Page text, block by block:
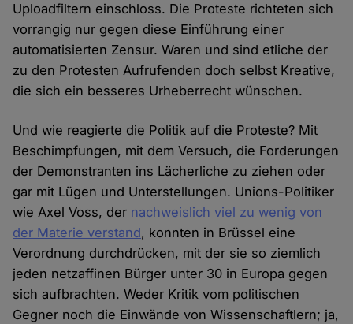
Uploadfiltern einschloss. Die Proteste richteten sich
vorrangig nur gegen diese Einführung einer
automatisierten Zensur. Waren und sind etliche der
zu den Protesten Aufrufenden doch selbst Kreative,
die sich ein besseres Urheberrecht wünschen.
Und wie reagierte die Politik auf die Proteste? Mit
Beschimpfungen, mit dem Versuch, die Forderungen
der Demonstranten ins Lächerliche zu ziehen oder
gar mit Lügen und Unterstellungen. Unions-Politiker
wie Axel Voss, der nachweislich viel zu wenig von
der Materie verstand, konnten in Brüssel eine
Verordnung durchdrücken, mit der sie so ziemlich
jeden netzaffinen Bürger unter 30 in Europa gegen
sich aufbrachten. Weder Kritik vom politischen
Gegner noch die Einwände von Wissenschaftlern; ja,